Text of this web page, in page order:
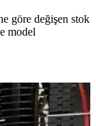
göre değişen stok
model